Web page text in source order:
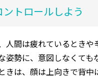
トロールしよう
人間は疲れているとき
勢に、意図しなくても
は、顔は上向きで背中